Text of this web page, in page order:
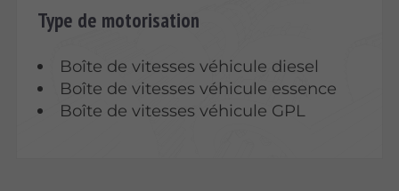
Type de motorisation
Boîte de vitesses véhicule diesel
Boîte de vitesses véhicule essence
Boîte de vitesses véhicule GPL